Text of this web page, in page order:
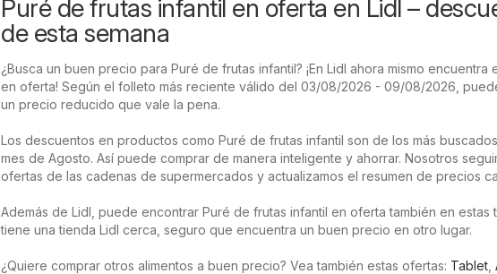
Puré de frutas infantil en oferta en Lidl –
de esta semana
¿Busca un buen precio para Puré de frutas infantil? ¡En Lidl ahora mismo encuentra
en oferta! Según el folleto más reciente válido del 03/08/2026 - 09/08/2026,
un precio reducido que vale la pena.
Los descuentos en productos como Puré de frutas infantil son de los más
mes de Agosto. Así puede comprar de manera inteligente y ahorrar. Nosotros
ofertas de las cadenas de supermercados y actualizamos el resumen de precios
Además de Lidl, puede encontrar Puré de frutas infantil en oferta también en estas
tiene una tienda Lidl cerca, seguro que encuentra un buen precio en otro lugar.
¿Quiere comprar otros alimentos a buen precio? Vea también estas ofertas: Tablet